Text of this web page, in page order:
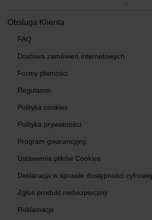
Obsługa Klienta
FAQ
Dostawa zamówień internetowych
Formy płatności
Regulamin
Polityka cookies
Polityka prywatności
Program gwarancyjny
Ustawienia plików Cookies
Deklaracja w sprawie dostępności cyfrowej
Zgłoś produkt niebezpieczny
Reklamacje